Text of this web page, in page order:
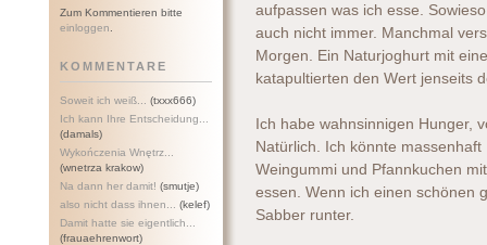
Zum Kommentieren bitte
einloggen
KOMMENTARE
Soweit ich weiß...
(txxx666)
Ich kann Ihre Entscheidung...
(damals)
Wykończenia Wnętrz...
(wnetrza krakow)
Na dann her damit! (smutje)
also nicht dass ihnen...
(kelef)
Damit hatte sie eigentlich...
(frauaehrenwort)
aufpassen was ich esse.
auch nicht immer. Manchmal
Morgen. Ein Naturjoghurt mit
katapultierten den Wert jenseits
Ich habe wahnsinnigen Hunger,
Natürlich. Ich könnte
Weingummi und Pfannkuchen
essen. Wenn ich einen schönen
Sabber runter.